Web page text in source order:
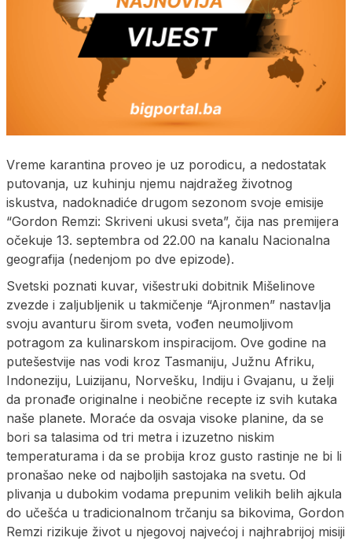
Vreme karantina proveo je uz porodicu, a nedostatak
putovanja, uz kuhinju njemu najdražeg životnog
iskustva, nadoknadiće drugom sezonom svoje emisije
“Gordon Remzi: Skriveni ukusi sveta”, čija nas premijera
očekuje 13. septembra od 22.00 na kanalu Nacionalna
geografija (nedenjom po dve epizode).
Svetski poznati kuvar, višestruki dobitnik Mišelinove
zvezde i zaljubljenik u takmičenje “Ajronmen” nastavlja
svoju avanturu širom sveta, vođen neumoljivom
potragom za kulinarskom inspiracijom. Ove godine na
putešestvije nas vodi kroz Tasmaniju, Južnu Afriku,
Indoneziju, Luizijanu, Norvešku, Indiju i Gvajanu, u želji
da pronađe originalne i neobične recepte iz svih kutaka
naše planete. Moraće da osvaja visoke planine, da se
bori sa talasima od tri metra i izuzetno niskim
temperaturama i da se probija kroz gusto rastinje ne bi li
pronašao neke od najboljih sastojaka na svetu. Od
plivanja u dubokim vodama prepunim velikih belih ajkula
do učešća u tradicionalnom trčanju sa bikovima, Gordon
Remzi rizikuje život u njegovoj najvećoj i najhrabrijoj misiji